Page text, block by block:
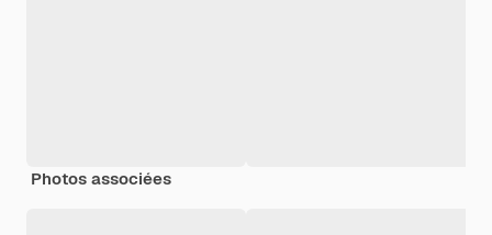
Photos associées